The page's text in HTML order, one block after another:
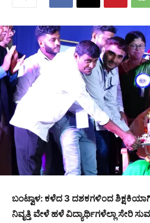
ಬಂಟ್ವಾಳ: ಕಳೆದ 3 ದಶಕಗಳಿಂದ ಶಿಕ್ಷಕಿಯಾಗಿ
ನಿವೃತ್ತಿ ವೇಳೆ ಹಳೆ ವಿದ್ಯಾರ್ಥಿಗಳೆಲ್ಲಾ ಸೇರಿ